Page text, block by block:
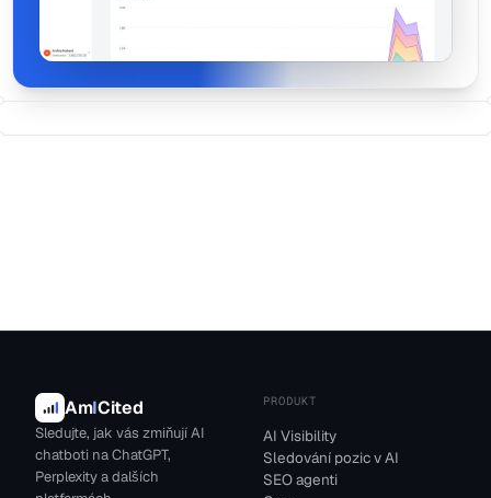
AmICited
Sledujte, jak vás zmiňují AI
chatboti na ChatGPT,
Perplexity a dalších
PRODUKT
AI Visibility
Sledování pozic v AI
SEO agenti